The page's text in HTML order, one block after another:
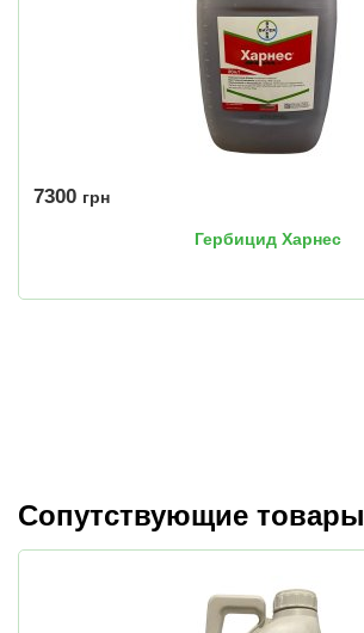
7300 грн
Гербицид Харнес
Сопутствующие товары